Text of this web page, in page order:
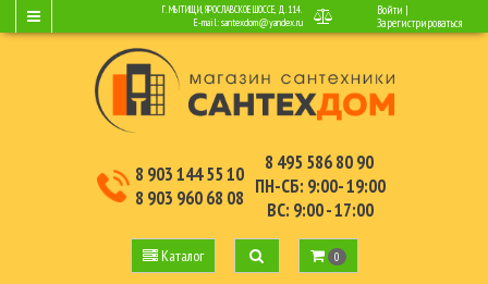
Г. МЫТИЩИ, ЯРОСЛАВСКОЕ ШОССЕ, Д.114.
E-mail:santexdom@yandex.ru
Войти |
Зарегистрироваться
8 903 144 55 10
8 903 960 68 08
8 495 586 80 90
ПН-СБ: 9:00- 19:00
ВС: 9:00 - 17:00
Каталог 0